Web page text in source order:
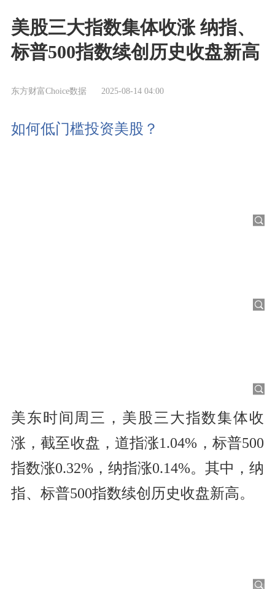
美股三大指数集体收涨 纳指、
标普500指数续创历史收盘新高
东方财富Choice数据 2025-08-14 04:00
如何低门槛投资美股？
美东时间周三，美股三大指数集体收
涨，截至收盘，道指涨1.04%，标普500
指数涨0.32%，纳指涨0.14%。其中，纳
指、标普500指数续创历史收盘新高。